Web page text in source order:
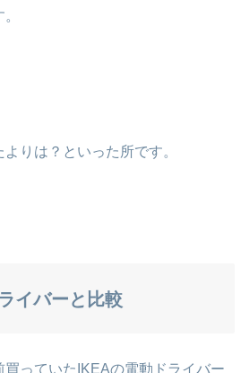
りは？といった所です。
イバーと比較
買っていたIKEAの電動ドライバー